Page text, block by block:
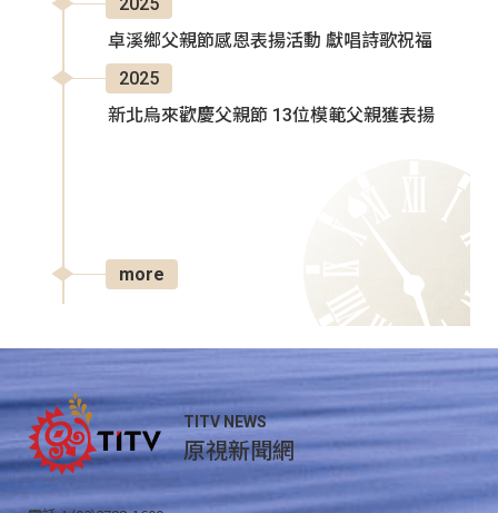
卓溪鄉父親節感恩表揚活動 獻唱詩歌祝福
2025
新北烏來歡慶父親節 13位模範父親獲表揚
more
TITV NEWS
原視新聞網